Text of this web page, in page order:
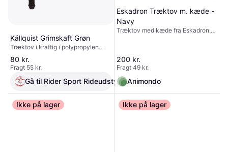
Källquist Grimskaft Grøn
Træktov i kraftig i polypropylen
med kraftig Guldfarvet karabinhage
. Længde : 3 meter
80 kr.
Fragt 55 kr.
Gå til Rider Sport Rideudstyr
Eskadron Træktov m. kæde -
Navy
Træktov med kæde fra Eskadron.
er udformet med en 70 cm. lang
messingkæde i den ene ende og en
håndrem i den anden ende.
Rivesikkert polypropylengarn 70
cm messing kæde Karabinhage
Håndrem Materiale: 8% POLYAMID,
92% PVC Farve: Sort, Mørkebrun,
200 kr.
Fragt 49 kr.
Animondo
Ikke på lager Ikke på lager